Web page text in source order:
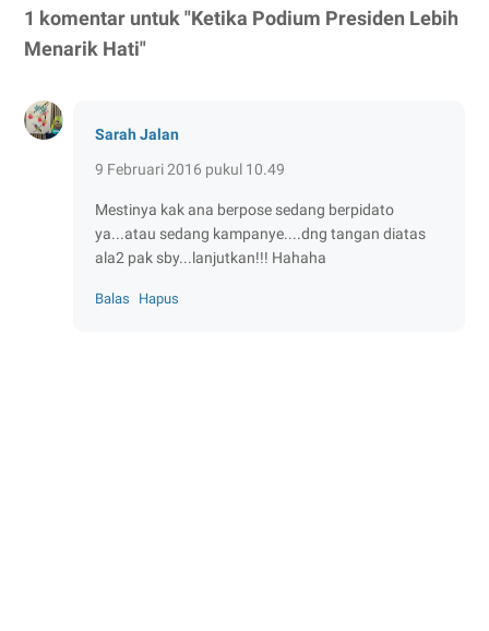
1 komentar untuk "Ketika Podium Presiden Lebih
Menarik Hati"
Sarah Jalan
9 Februari 2016 pukul 10.49
Mestinya kak ana berpose sedang berpidato
ya...atau sedang kampanye....dng tangan diatas
ala2 pak sby...lanjutkan!!! Hahaha
Balas Hapus